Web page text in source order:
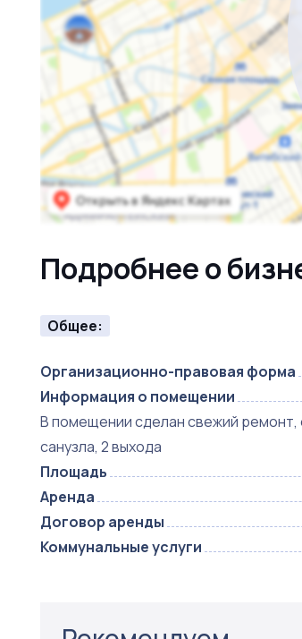
Подробнее о
Общее:
Организационно-правовая форма
Информация о помещении
В помещении сделан свежий ремонт,
санузла, 2 выхода
Площадь
Аренда
Договор аренды
Коммунальные услуги